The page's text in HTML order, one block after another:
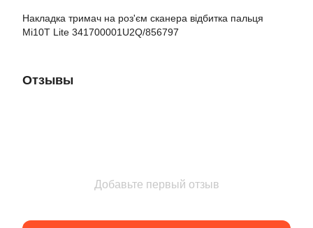
Накладка тримач на роз'єм сканера відбитка пальця
Mi10T Lite 341700001U2Q/856797
Отзывы
Добавьте первый отзыв